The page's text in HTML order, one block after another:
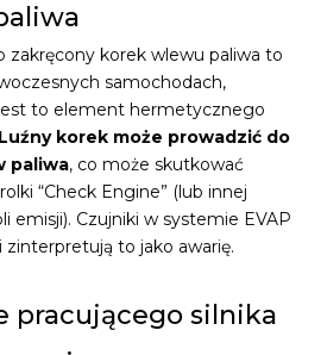
samochodach,
to element hermetycznego
Luźny korek może prowadzić do
paliwa, co może skutkować
“Check Engine” (lub innej
emisji). Czujniki w systemie EVAP
to jako awarię.
pracującego silnika